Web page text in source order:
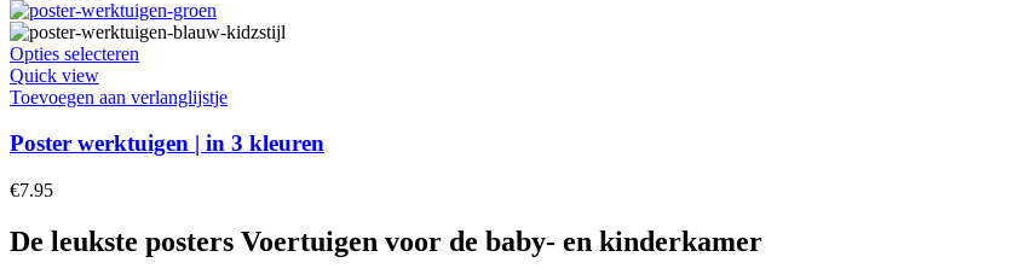
Opties selecteren
Quick view
Toevoegen aan verlanglijstje
Poster werktuigen | in 3 kleuren
€7.95
De leukste posters Voertuigen voor de baby- en kinderkamer